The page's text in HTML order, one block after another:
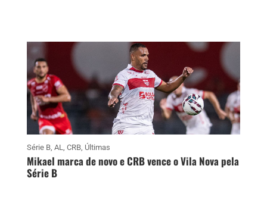
Série B, AL, CRB, Últimas
Mikael marca de novo e CRB vence o Vila Nova pela
Série B